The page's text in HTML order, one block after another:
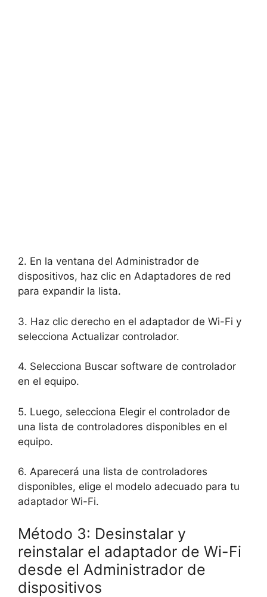
2. En la ventana del Administrador de
dispositivos, haz clic en Adaptadores de red
para expandir la lista.
3. Haz clic derecho en el adaptador de Wi-Fi y
selecciona Actualizar controlador.
4. Selecciona Buscar software de controlador
en el equipo.
5. Luego, selecciona Elegir el controlador de
una lista de controladores disponibles en el
equipo.
6. Aparecerá una lista de controladores
disponibles, elige el modelo adecuado para tu
adaptador Wi-Fi.
Método 3: Desinstalar y
reinstalar el adaptador de Wi-Fi
desde el Administrador de
dispositivos